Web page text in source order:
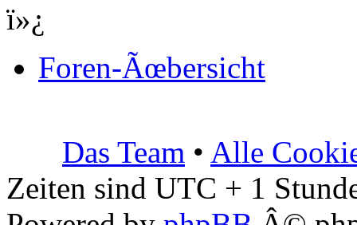
ï»¿
Foren-Ãœbersicht
Das Team • Alle
Zeiten sind UTC + 1